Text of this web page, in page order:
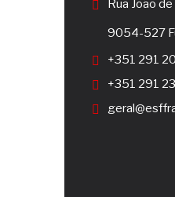
Rua João de
9054-527
+351 291
+351 291